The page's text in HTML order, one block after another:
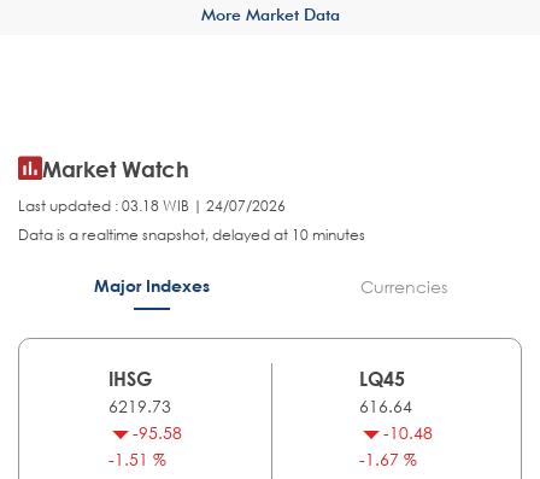
More Market Data
Market Watch
Last updated : 03.18 WIB | 24/07/2026
Data is a realtime snapshot, delayed at 10 minutes
Major Indexes Currencies
IHSG
6219.73
-95.58
-1.51 %
LQ45
616.64
-10.48
-1.67 %